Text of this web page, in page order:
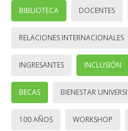
BIBLIOTECA DOCENTES
RELACIONES INTERNACIONALES
INGRESANTES INCLUSIÓN
BECAS BIENESTAR
100 AÑOS WORKSHOP